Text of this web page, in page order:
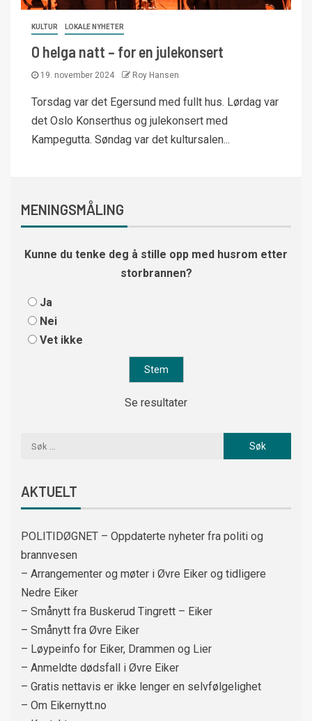
KULTUR LOKALE NYHETER
O helga natt – for en julekonsert
19. november 2024 Roy Hansen
Torsdag var det Egersund med fullt hus. Lørdag var
det Oslo Konserthus og julekonsert med
Kampegutta. Søndag var det kultursalen...
MENINGSMÅLING
Kunne du tenke deg å stille opp med husrom etter
storbrannen?
Ja
Nei
Vet ikke
Se resultater
AKTUELT
POLITIDØGNET – Oppdaterte nyheter fra politi og
brannvesen
– Arrangementer og møter i Øvre Eiker og tidligere
Nedre Eiker
– Smånytt fra Buskerud Tingrett – Eiker
– Smånytt fra Øvre Eiker
– Løypeinfo for Eiker, Drammen og Lier
– Anmeldte dødsfall i Øvre Eiker
– Gratis nettavis er ikke lenger en selvfølgelighet
– Om Eikernytt.no